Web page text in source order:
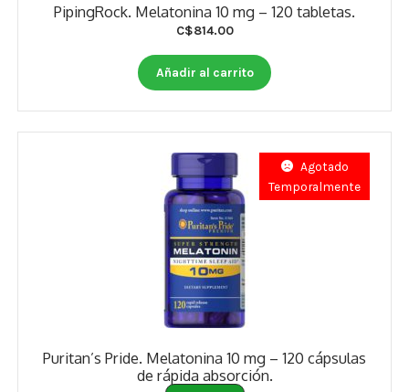
PipingRock. Melatonina 10 mg – 120 tabletas.
C$814.00
Añadir al carrito
Puritan’s Pride. Melatonina 10 mg – 120 cápsulas
de rápida absorción.
Agotado
Temporalmente